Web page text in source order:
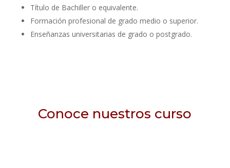
Título de Bachiller o equivalente.
Formación profesional de grado medio o superior.
Enseñanzas universitarias de grado o postgrado.
Conoce nuestros curso